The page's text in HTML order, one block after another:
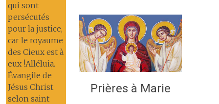
qui sont
persécutés
pour la justice,
car le royaume
des Cieux est à
eux !Alléluia.
Évangile de
Jésus Christ
selon saint
Prières à Marie